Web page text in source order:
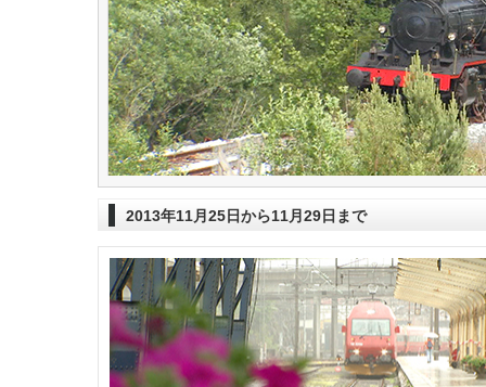
2013年11月25日から11月29日まで